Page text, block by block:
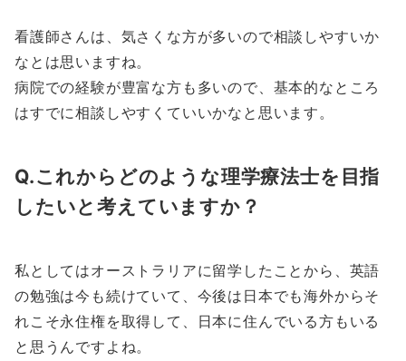
看護師さんは、気さくな方が多いので相談しやすいか
なとは思いますね。
病院での経験が豊富な方も多いので、基本的なところ
はすでに相談しやすくていいかなと思います。
Q.これからどのような理学療法士を目指
したいと考えていますか？
私としてはオーストラリアに留学したことから、英語
の勉強は今も続けていて、今後は日本でも海外からそ
れこそ永住権を取得して、日本に住んでいる方もいる
と思うんですよね。